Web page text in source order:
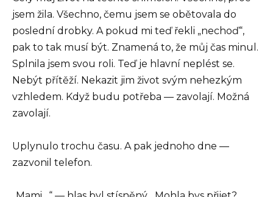
jsem žila. Všechno, čemu jsem se obětovala do
poslední drobky. A pokud mi teď řekli „nechoď“,
pak to tak musí být. Znamená to, že můj čas minul.
Splnila jsem svou roli. Teď je hlavní neplést se.
Nebýt přítěží. Nekazit jim život svým nehezkým
vzhledem. Když budu potřeba — zavolají. Možná
zavolají.
Uplynulo trochu času. A pak jednoho dne —
zazvonil telefon.